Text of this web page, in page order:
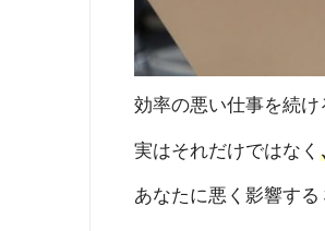
効率の悪い仕事を続
実はそれだけではなく
あなたに悪く影響する